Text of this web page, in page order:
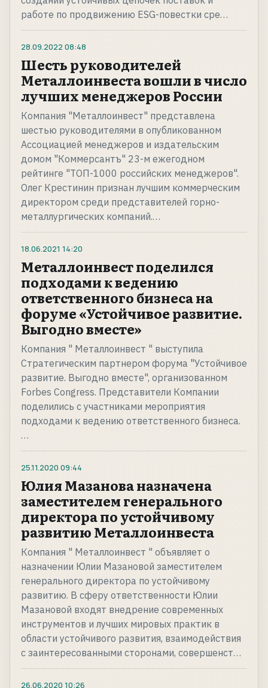
работе по продвижению ESG-повестки сре…
28.09.2022 08:48
Шесть руководителей
Металлоинвеста вошли в число
лучших менеджеров России
Компания "Металлоинвест" представлена
шестью руководителями в опубликованном
Ассоциацией менеджеров и издательским
домом "Коммерсантъ" 23-м ежегодном
рейтинге "ТОП-1000 российских менеджеров".
Олег Крестинин признан лучшим коммерческим
директором среди представителей горно-
металлургических компаний.…
18.06.2021 14:20
Металлоинвест поделился
подходами к ведению
ответственного бизнеса на
форуме «Устойчивое развитие.
Выгодно вместе»
Компания " Металлоинвест " выступила
Стратегическим партнером форума "Устойчивое
развитие. Выгодно вместе", организованном
Forbes Congress. Представители Компании
поделились с участниками мероприятия
подходами к ведению ответственного бизнеса.
…
25.11.2020 09:44
Юлия Мазанова назначена
заместителем генерального
директора по устойчивому
развитию Металлоинвеста
Компания " Металлоинвест " объявляет о
назначении Юлии Мазановой заместителем
генерального директора по устойчивому
развитию. В сферу ответственности Юлии
Мазановой входят внедрение современных
инструментов и лучших мировых практик в
области устойчивого развития, взаимодействия
с заинтересованными сторонами, совершенст…
26.06.2020 10:26